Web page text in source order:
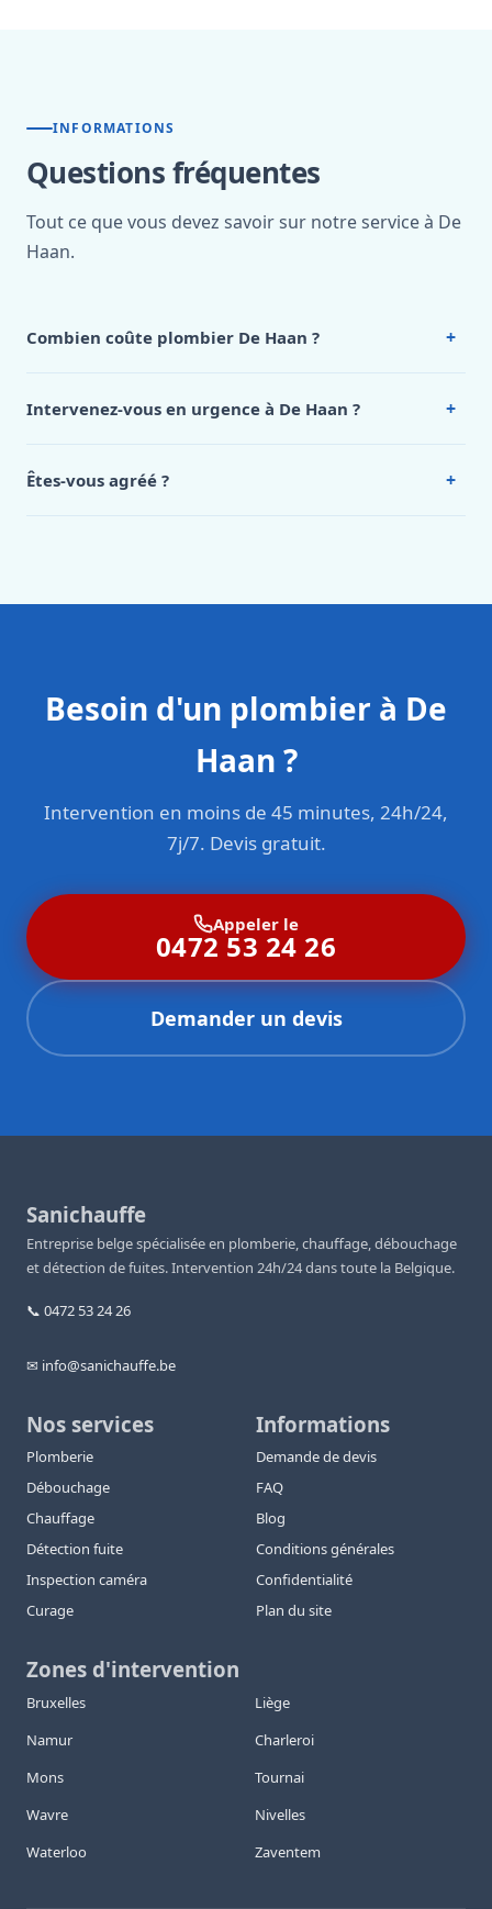
INFORMATIONS
Questions fréquentes
Tout ce que vous devez savoir sur notre service à De
Haan.
Combien coûte plombier De Haan ? +
Haan, appelez le 0472 53 24 26.
Intervenez-vous en urgence à De Haan ? +
Êtes-vous agréé ? +
Besoin d'un plombier à De
Haan ?
Intervention en moins de 45 minutes, 24h/24,
7j/7. Devis gratuit.
Appeler le
0472 53 24 26
Demander un devis
Sanichauffe
Entreprise belge spécialisée en plomberie, chauffage, débouchage
et détection de fuites. Intervention 24h/24 dans toute la Belgique.
📞 0472 53 24 26
✉ info@sanichauffe.be
Nos services
Plomberie
Débouchage
Chauffage
Détection fuite
Inspection caméra
Curage
Informations
Demande de devis
FAQ
Blog
Conditions générales
Confidentialité
Plan du site
Zones d'intervention
Bruxelles
Liège
Namur
Charleroi
Mons
Tournai
Wavre
Nivelles
Waterloo
Zaventem